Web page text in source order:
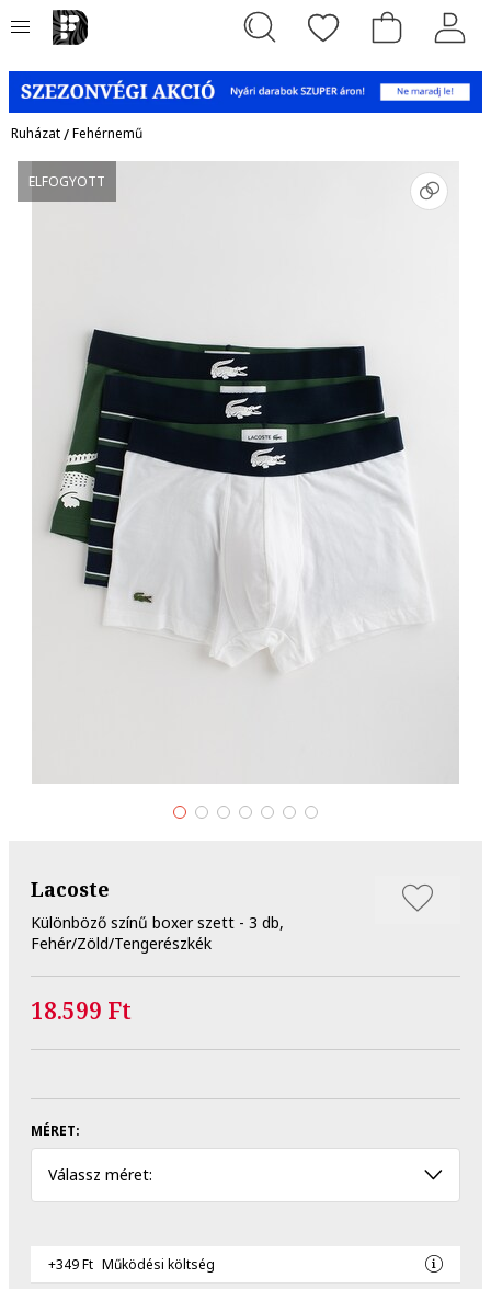
Ruházat/Fehérnemű
ELFOGYOTT
Lacoste
Különböző színű boxer szett - 3 db,
Fehér/Zöld/Tengerészkék
18.599 Ft
MÉRET:
Válassz méret:
+349 Ft Működési költség